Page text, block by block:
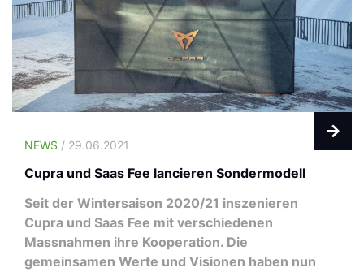
NEWS / 29.06.2021
Cupra und Saas Fee lancieren Sondermodell
Seit der Wintersaison 2020/21 inszenieren
Cupra und Saas Fee mit verschiedenen
Massnahmen ihre Kooperation. Die
gemeinsamen Werte und Visionen haben nun